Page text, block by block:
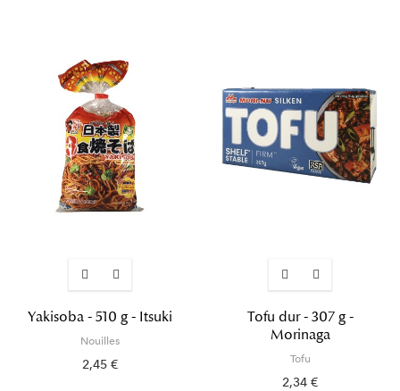
Yakisoba - 510 g - Itsuki
Nouilles
2,45 €
Tofu dur - 307 g -
Morinaga
Tofu
2,34 €